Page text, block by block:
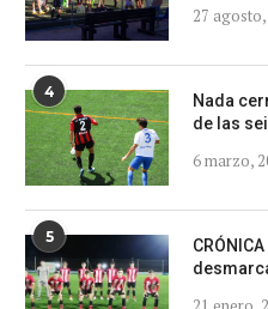
27
4
Nada
de las
6 marzo,
5